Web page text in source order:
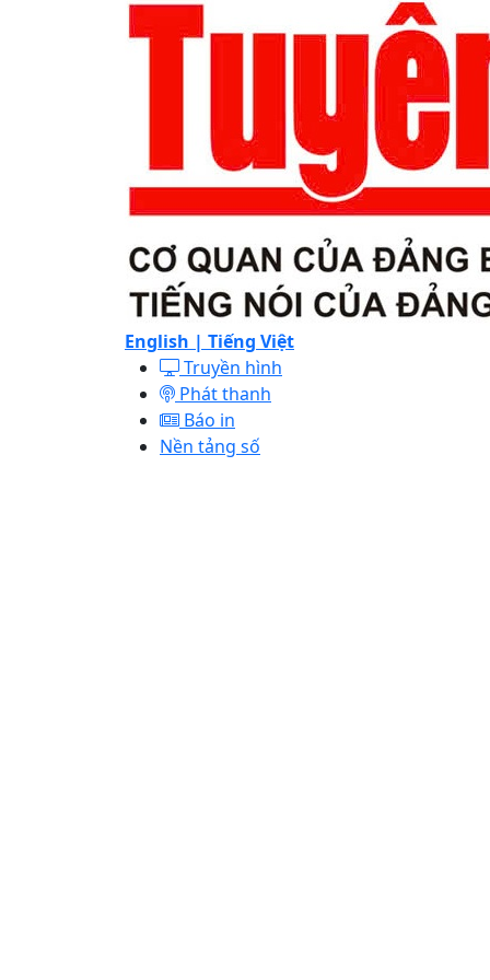
English | Tiếng Việt
Truyền hình
Phát thanh
Báo in
Nền tảng số